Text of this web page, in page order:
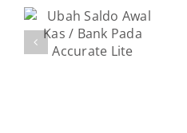
Mencatat
Penerimaan
Non Penjualan